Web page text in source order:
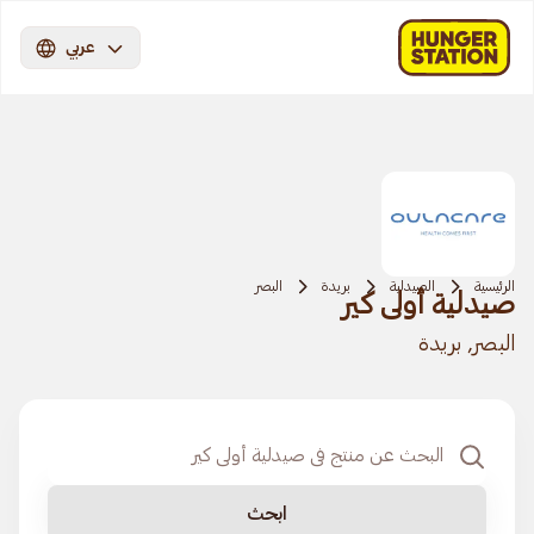
عربي
الرئيسية الصيدلية بريدة البصر
صيدلية أولى كير
البصر, بريدة
ابحث